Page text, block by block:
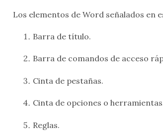
Los elementos de Word señalados en
Barra de título.
Barra de comandos de acceso
Cinta de pestañas.
Cinta de opciones o
Reglas.